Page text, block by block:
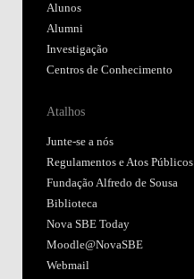
Alunos
Alumni
Investigação
Centros de Conhecimento
Atalhos
Junte-se a nós
Regulamentos e Atos Públicos
Fundação Alfredo de Sousa
Biblioteca
Nova SBE Today
Moodle@NovaSBE
Webmail